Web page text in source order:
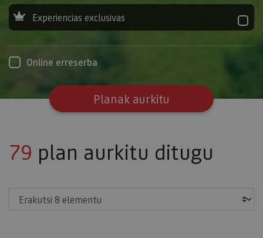
Experiencias exclusivas
Online erreserba
Planak aurkitu
79 plan aurkitu ditugu